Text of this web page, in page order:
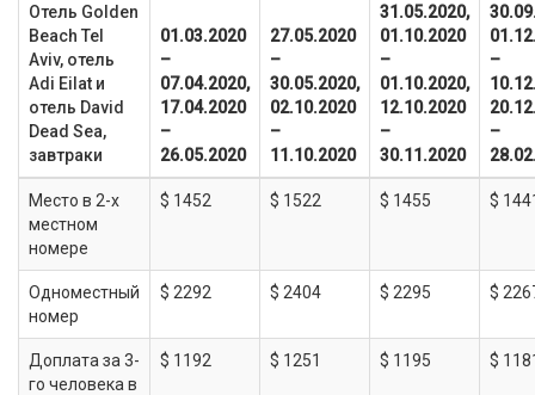
Отель Golden
Beach Tel
Aviv, отель
Adi Eilat и
отель David
Dead Sea,
завтраки
01.03.2020
–
07.04.2020,
17.04.2020
–
26.05.2020
27.05.2020
–
30.05.2020,
02.10.2020
–
11.10.2020
31.05.2020,
01.10.2020
–
01.10.2020,
12.10.2020
–
30.11.2020
–
–
Место в 2-х
местном
номере
$ 1452 $ 1522 $ 1455 $
Одноместный
номер
$ 2292 $ 2404 $ 2295 $
Доплата за 3-
го человека в
$ 1192 $ 1251 $ 1195 $